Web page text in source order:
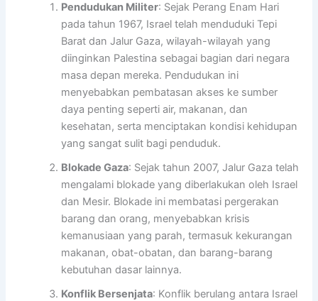
Pendudukan Militer: Sejak Perang Enam Hari
pada tahun 1967, Israel telah menduduki Tepi
Barat dan Jalur Gaza, wilayah-wilayah yang
diinginkan Palestina sebagai bagian dari negara
masa depan mereka. Pendudukan ini
menyebabkan pembatasan akses ke sumber
daya penting seperti air, makanan, dan
kesehatan, serta menciptakan kondisi kehidupan
yang sangat sulit bagi penduduk.
Blokade Gaza: Sejak tahun 2007, Jalur Gaza telah
mengalami blokade yang diberlakukan oleh Israel
dan Mesir. Blokade ini membatasi pergerakan
barang dan orang, menyebabkan krisis
kemanusiaan yang parah, termasuk kekurangan
makanan, obat-obatan, dan barang-barang
kebutuhan dasar lainnya.
Konflik Bersenjata: Konflik berulang antara Israel